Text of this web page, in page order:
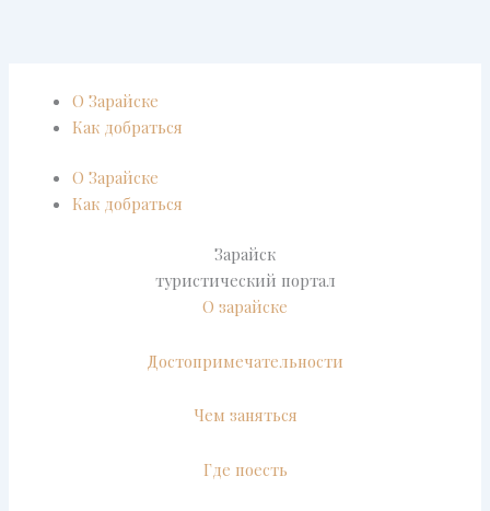
О Зарайске
Как добраться
О Зарайске
Как добраться
Зарайск
туристический портал
О зарайске
Достопримечательности
Чем заняться
Где поесть